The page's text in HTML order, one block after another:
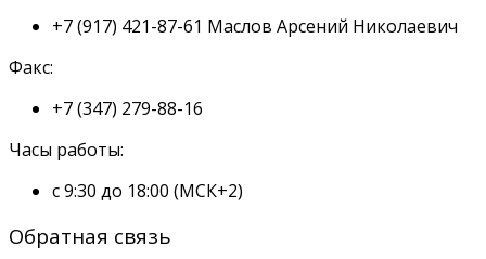
+7 (917) 421-87-61 Маслов Арсений Николаевич
Факс:
+7 (347) 279-88-16
Часы работы:
с 9:30 до 18:00 (МСК+2)
Обратная связь